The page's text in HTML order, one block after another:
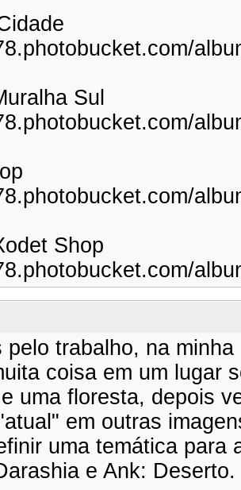
Sul
Shop
pelo trabalho, na
coisa em um lugar
uma floresta, depois
em outras
uma temática para
e Ank: Deserto.